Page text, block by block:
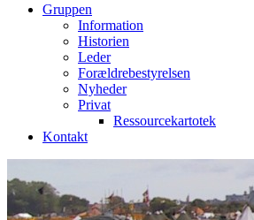
Gruppen
Information
Historien
Leder
Forældrebestyrelsen
Nyheder
Privat
Ressourcekartotek
Kontakt